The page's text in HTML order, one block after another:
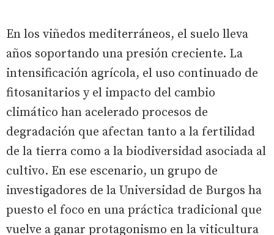
En los viñedos mediterráneos, el suelo lleva
años soportando una presión creciente. La
intensificación agrícola, el uso continuado de
fitosanitarios y el impacto del cambio
climático han acelerado procesos de
degradación que afectan tanto a la fertilidad
de la tierra como a la biodiversidad asociada al
cultivo. En ese escenario, un grupo de
investigadores de la Universidad de Burgos ha
puesto el foco en una práctica tradicional que
vuelve a ganar protagonismo en la viticultura